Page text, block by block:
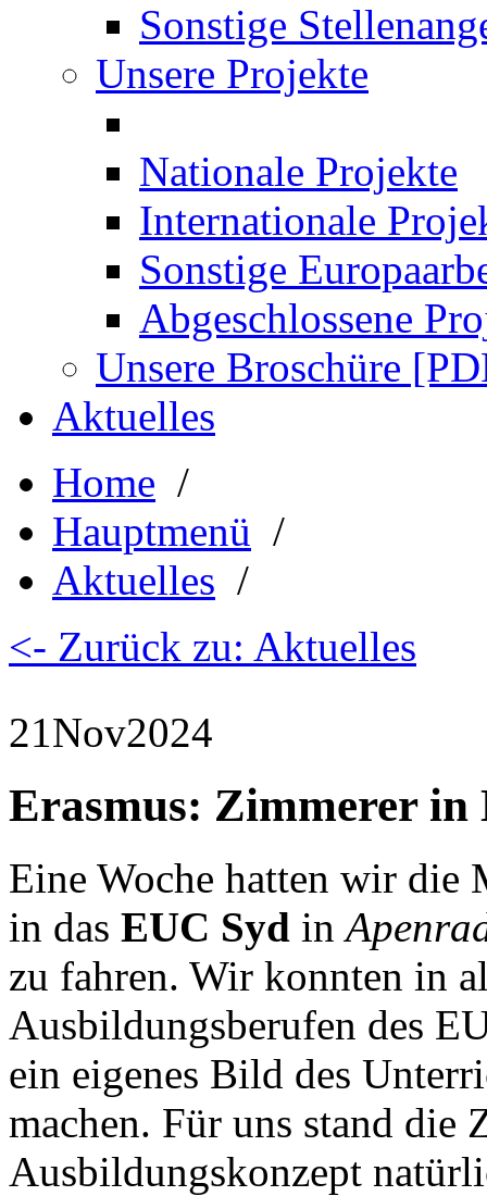
Sonstige
Unsere Projekte
Nationale Projekte
Internationale
Sonstige
Abgeschlossene
Unsere Broschüre
Aktuelles
Home /
Hauptmenü /
Aktuelles /
<- Zurück zu: Aktuelles
21Nov2024
Erasmus: Zimmerer in
Eine Woche hatten wir
in das EUC Syd in
zu fahren. Wir konnten in
Ausbildungsberufen des
ein eigenes Bild des
machen. Für uns stand die
Ausbildungskonzept